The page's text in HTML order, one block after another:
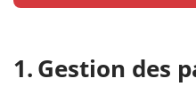
Gestion des